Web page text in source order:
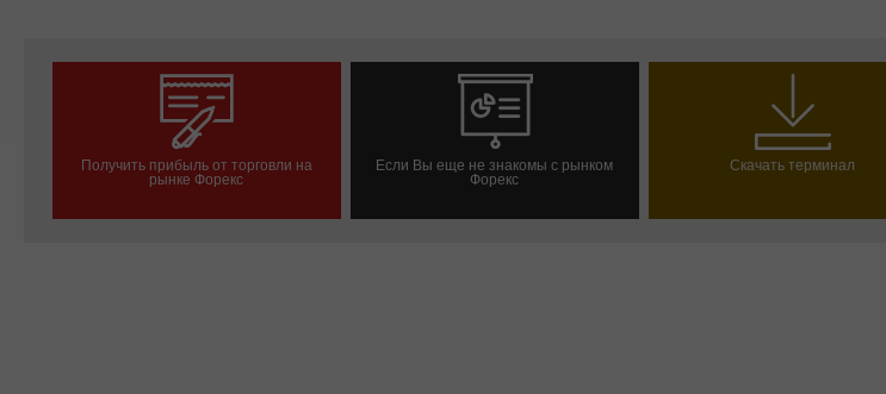
Получить прибыль от торговли на
рынке Форекс
Если Вы еще не знакомы с рынком
Форекс
Скачать терминал